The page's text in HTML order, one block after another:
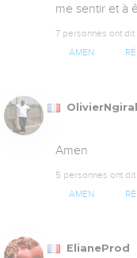
me sentir et à
7 personnes ont dit
AMEN
Amen
5 personnes ont dit
AMEN
ElianeProd